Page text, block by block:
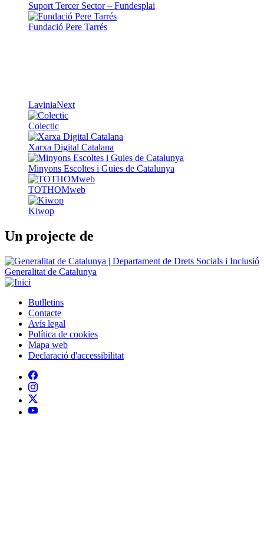
Suport Tercer Sector – Fundesplai
Fundació Pere Tarrés
Minyons Escoltes i Guies de Catalunya
TOTHOMweb
Kiwop
Un projecte de
Generalitat de Catalunya
Peu
Butlletins
Contacte
Avís legal
Política de cookies
Mapa web
Declaració d'accessibilitat